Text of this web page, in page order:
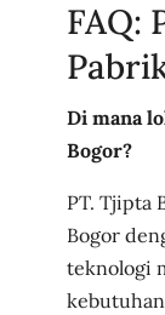
FAQ:
Di mana
Bogor?
PT. Tjipta
Bogor
teknologi